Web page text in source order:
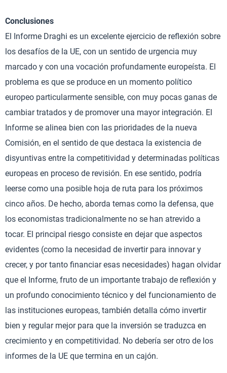
Conclusiones
El Informe Draghi es un excelente ejercicio de reflexión sobre
los desafíos de la UE, con un sentido de urgencia muy
marcado y con una vocación profundamente europeísta. El
problema es que se produce en un momento político
europeo particularmente sensible, con muy pocas ganas de
cambiar tratados y de promover una mayor integración. El
Informe se alinea bien con las prioridades de la nueva
Comisión, en el sentido de que destaca la existencia de
disyuntivas entre la competitividad y determinadas políticas
europeas en proceso de revisión. En ese sentido, podría
leerse como una posible hoja de ruta para los próximos
cinco años. De hecho, aborda temas como la defensa, que
los economistas tradicionalmente no se han atrevido a
tocar. El principal riesgo consiste en dejar que aspectos
evidentes (como la necesidad de invertir para innovar y
crecer, y por tanto financiar esas necesidades) hagan olvidar
que el Informe, fruto de un importante trabajo de reflexión y
un profundo conocimiento técnico y del funcionamiento de
las instituciones europeas, también detalla cómo invertir
bien y regular mejor para que la inversión se traduzca en
crecimiento y en competitividad. No debería ser otro de los
informes de la UE que termina en un cajón.